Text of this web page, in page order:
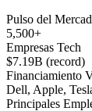
Pulso del
5,500+
Empresas Tech
$7.19B (record)
Financiamiento
Dell, Apple,
Principales